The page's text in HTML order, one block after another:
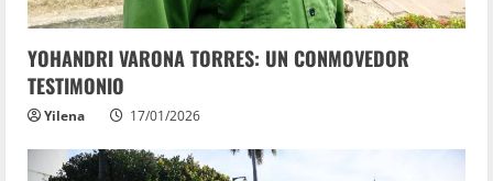
YOHANDRI VARONA TORRES: UN CONMOVEDOR
TESTIMONIO
Yilena 17/01/2026